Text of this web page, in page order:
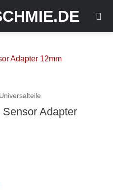
Universalteile
Adapter